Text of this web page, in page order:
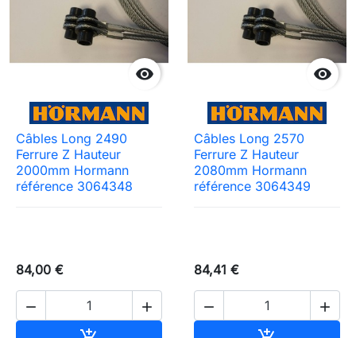

Câbles Long 2490
Ferrure Z Hauteur
2000mm Hormann
référence 3064348
84,00 €
 

Câbles Long 2570
Ferrure Z Hauteur
2080mm Hormann
référence 3064349
84,41 €
 